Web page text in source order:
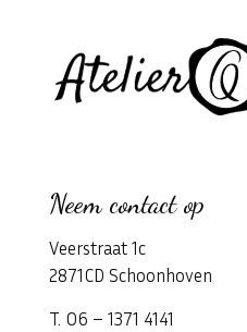
Neem contact op
Veerstraat 1c
2871CD Schoonhoven
T. 06 – 1371 4141